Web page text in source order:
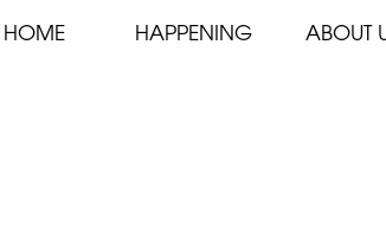
HOME HAPPENING ABOUT